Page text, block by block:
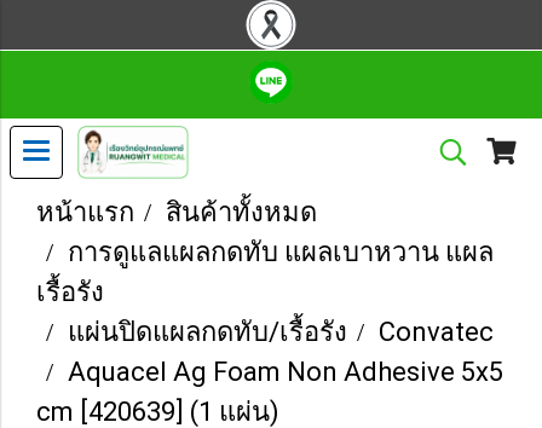
หน้าแรก
สินค้าทั้งหมด
การดูแลแผลกดทับ แผลเบาหวาน แผล
เรื้อรัง
แผ่นปิดแผลกดทับ/เรื้อรัง
Convatec
Aquacel Ag Foam Non Adhesive 5x5
cm [420639] (1 แผ่น)